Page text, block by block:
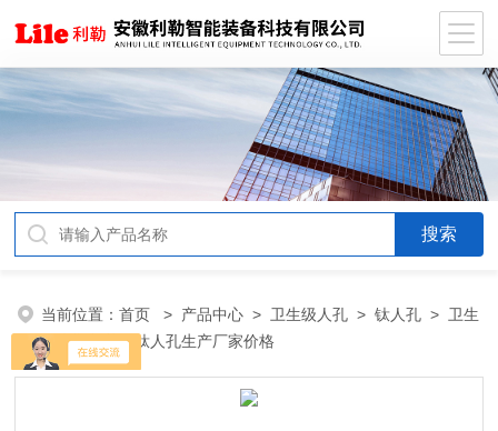
当前位置：首页 > 产品中心 > 卫生级人孔 >钛人孔 > 卫生
级米勒制药用钛人孔生产厂家价格